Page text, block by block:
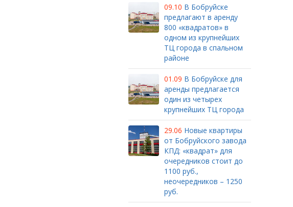
09.10 В Бобруйске
предлагают в аренду
800 «квадратов» в
одном из крупнейших
ТЦ города в спальном
районе
01.09 В Бобруйске для
аренды предлагается
один из четырех
крупнейших ТЦ города
29.06 Новые квартиры
от Бобруйского завода
КПД: «квадрат» для
очередников стоит до
1100 руб.,
неочередников – 1250
руб.